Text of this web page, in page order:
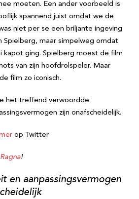
moeten. Een ander voorbeeld is
spannend juist omdat we de
niet per se een briljante ingeving
Spielberg, maar simpelweg omdat
kapot ging. Spielberg moest de film
van zijn hoofdrolspeler. Maar
film zo iconisch.
het treffend verwoordde:
zijn onafscheidelijk.
op Twitter
Ragna!
en aanpassingsvermogen